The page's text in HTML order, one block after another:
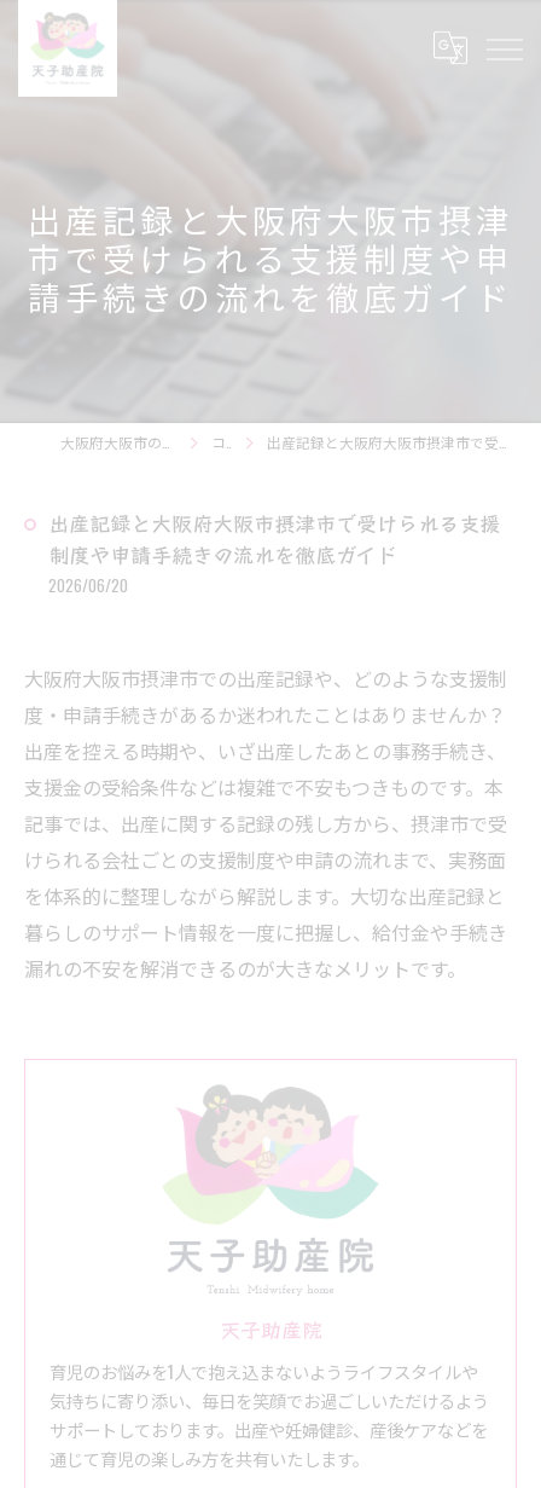
出産記録と大阪府大阪市摂津
市で受けられる支援制度や申
請手続きの流れを徹底ガイド
コラム 出産記録と大阪府大阪市摂津市で受けられる支援制度や申請手続きの流れを徹底ガイド
出産記録と大阪府大阪市摂津市で受けられる支援
制度や申請手続きの流れを徹底ガイド
2026/06/20
大阪府大阪市摂津市での出産記録や、どのような支援制
度・申請手続きがあるか迷われたことはありませんか？
出産を控える時期や、いざ出産したあとの事務手続き、
支援金の受給条件などは複雑で不安もつきものです。本
記事では、出産に関する記録の残し方から、摂津市で受
けられる会社ごとの支援制度や申請の流れまで、実務面
を体系的に整理しながら解説します。大切な出産記録と
暮らしのサポート情報を一度に把握し、給付金や手続き
漏れの不安を解消できるのが大きなメリットです。
天子助産院
育児のお悩みを1人で抱え込まないようライフスタイルや
気持ちに寄り添い、毎日を笑顔でお過ごしいただけるよう
サポートしております。出産や妊婦健診、産後ケアなどを
通じて育児の楽しみ方を共有いたします。